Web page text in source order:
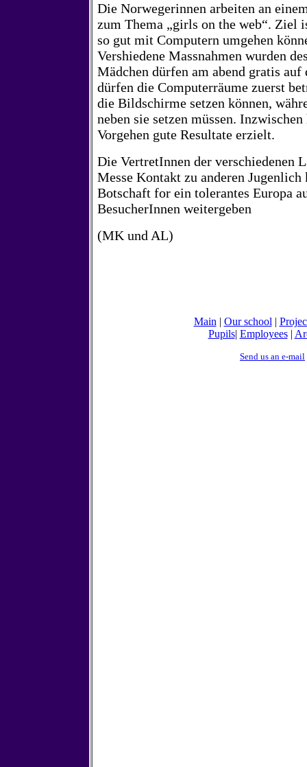
Die Norwegerinnen arbeiten an
zum Thema „girls on the web“. Ziel
so gut mit Computern umgehen
Vershiedene Massnahmen wurden
Mädchen dürfen am abend gratis
dürfen die Computerräume zuerst
die Bildschirme setzen können,
neben sie setzen müssen.
Vorgehen gute Resultate erzielt.
Die VertretInnen der verschiedenen
Messe Kontakt zu anderen
Botschaft for ein tolerantes Europa
BesucherInnen weitergeben
(MK und AL)
Main | Our school |
Pupils| Employees|
Send us an e-mail